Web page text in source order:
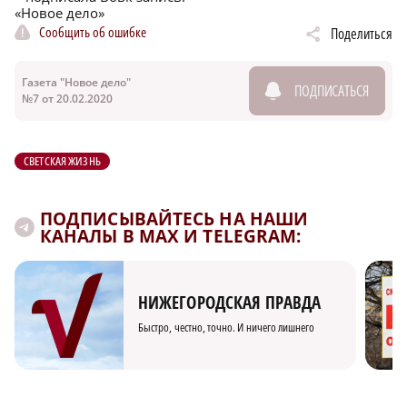
«Новое дело»
Сообщить об ошибке
Поделиться
Газета "Новое дело"
№7 от 20.02.2020
ПОДПИСАТЬСЯ
СВЕТСКАЯ ЖИЗНЬ
ПОДПИСЫВАЙТЕСЬ НА НАШИ
КАНАЛЫ В MAX И TELEGRAM:
НИЖЕГОРОДСКАЯ ПРАВДА
Быстро, честно, точно. И ничего лишнего